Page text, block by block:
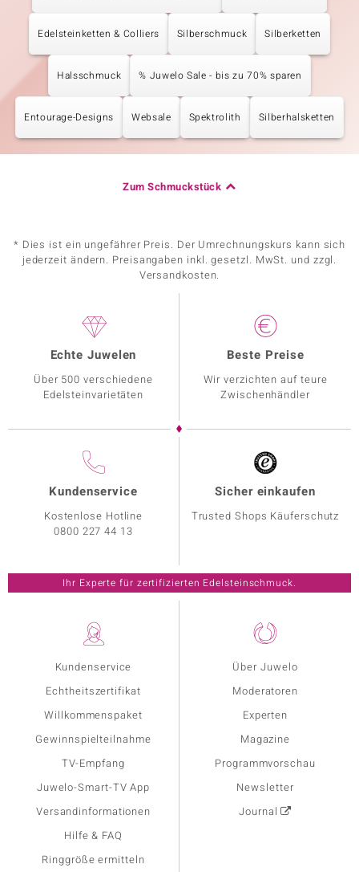
Edelsteinketten & Colliers Silberschmuck Silberketten
Halsschmuck % Juwelo Sale - bis zu 70% sparen
Entourage-Designs Websale Spektrolith Silberhalsketten
Zum Schmuckstück
* Dies ist ein ungefährer Preis. Der Umrechnungskurs kann sich
jederzeit ändern. Preisangaben inkl. gesetzl. MwSt. und zzgl.
Versandkosten.
Kundenservice
Echtheitszertifikat
Willkommenspaket
Gewinnspielteilnahme
TV-Empfang
Juwelo-Smart-TV App
Versandinformationen
Hilfe & FAQ
Ringgröße ermitteln
Über Juwelo
Moderatoren
Experten
Magazine
Programmvorschau
Newsletter
Journal
Echte Juwelen
Über 500 verschiedene
Edelsteinvarietäten
Beste Preise
Wir verzichten auf teure
Zwischenhändler
Kundenservice
Kostenlose Hotline
0800 227 44 13
Sicher einkaufen
Trusted Shops Käuferschutz
Ihr Experte für zertifizierten Edelsteinschmuck.